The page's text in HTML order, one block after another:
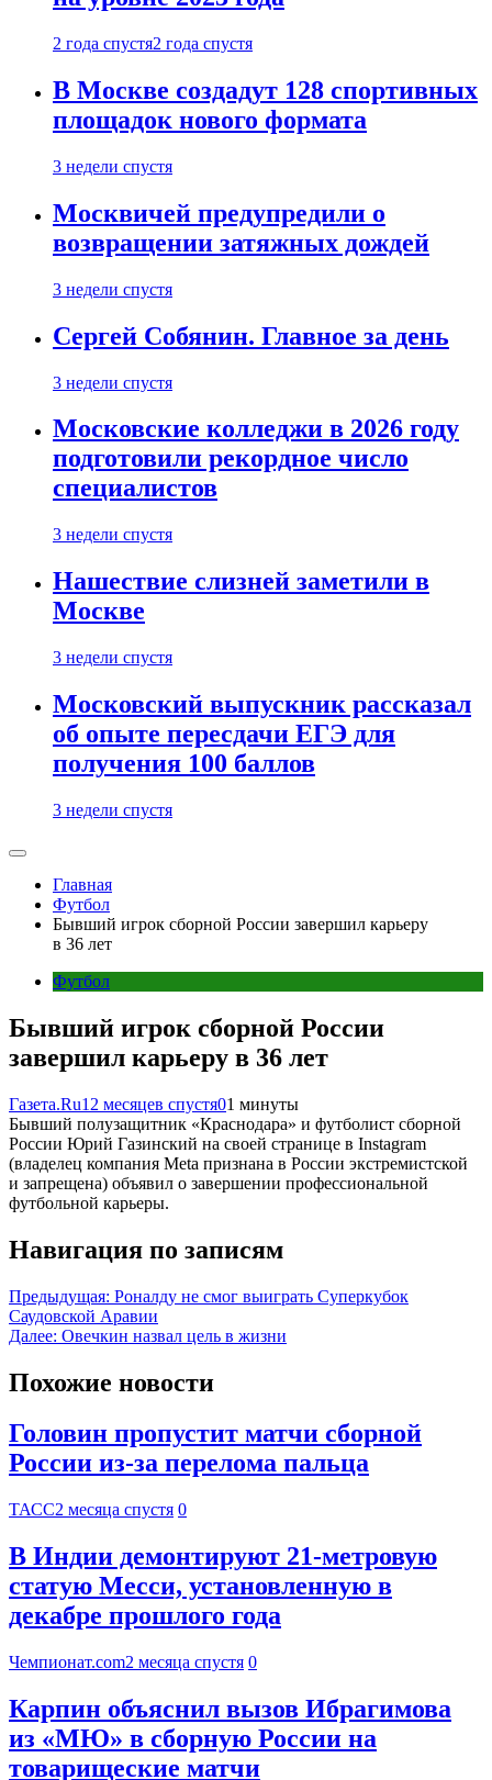
2 года спустя2 года спустя
В Москве создадут 128 спортивных
площадок нового формата
3 недели спустя
Москвичей предупредили о
возвращении затяжных дождей
3 недели спустя
Сергей Собянин. Главное за день
3 недели спустя
Московские колледжи в 2026 году
подготовили рекордное число
специалистов
3 недели спустя
Нашествие слизней заметили в
Москве
3 недели спустя
Московский выпускник рассказал
об опыте пересдачи ЕГЭ для
получения 100 баллов
3 недели спустя
Главная
Футбол
Бывший игрок сборной России завершил карьеру
в 36 лет
Футбол
Бывший игрок сборной России
завершил карьеру в 36 лет
Газета.Ru12 месяцев спустя01 минуты
Бывший полузащитник «Краснодара» и футболист сборной
России Юрий Газинский на своей странице в Instagram
(владелец компания Meta признана в России экстремистской
и запрещена) объявил о завершении профессиональной
футбольной карьеры.
Навигация по записям
Предыдущая: Роналду не смог выиграть Суперкубок
Саудовской Аравии
Далее: Овечкин назвал цель в жизни
Похожие новости
Головин пропустит матчи сборной
России из-за перелома пальца
ТАСС2 месяца спустя 0
В Индии демонтируют 21-метровую
статую Месси, установленную в
декабре прошлого года
Чемпионат.com2 месяца спустя 0
Карпин объяснил вызов Ибрагимова
из «МЮ» в сборную России на
товарищеские матчи